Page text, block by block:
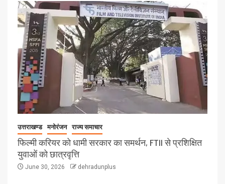
उत्तराखण्ड मनोरंजन राज्य समाचार
फिल्मी करियर को धामी सरकार का समर्थन, FTII से प्रशिक्षित
युवाओं को छात्रवृत्ति
June 30, 2026 dehradunplus